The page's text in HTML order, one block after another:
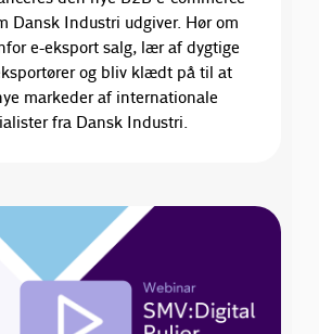
Dansk Industri udgiver. Hør om
e-eksport salg, lær af dygtige
og bliv klædt på til at
markeder af internationale
fra Dansk Industri.